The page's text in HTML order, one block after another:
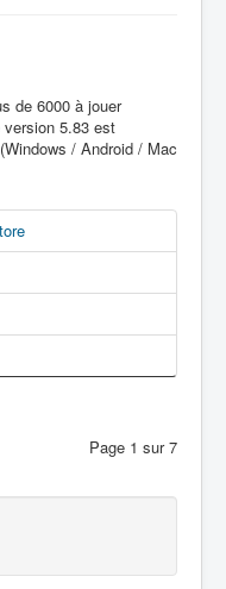
de 6000 à jouer
version 5.83 est
/ Android / Mac
Page 1 sur 7